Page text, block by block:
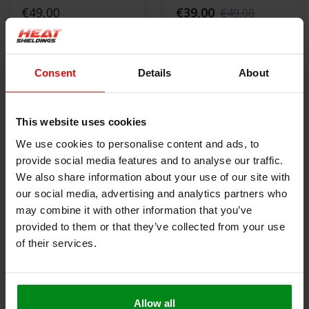
Consent Details About
This website uses cookies
We use cookies to personalise content and ads, to
provide social media features and to analyse our traffic.
We also share information about your use of our site with
our social media, advertising and analytics partners who
may combine it with other information that you’ve
provided to them or that they’ve collected from your use
of their services.
Allow all
hitzebeständige
Glasfaser-
Isoliermatte
€49,00
PRODUKT ANZEIGEN
€39,00 €49,00
PRODUKT ANZEIGEN
15 mm 100 x 100 cm |